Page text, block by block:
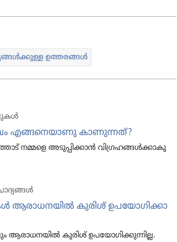
ഉത്തരങ്ങൾ
എങ്ങനെ​യാ​ണു കാണു​ന്നത്‌?
നമ്മളെ അടുപ്പി​ക്കാൻ വിഗ്ര​ഹ​ങ്ങൾക്കാ​കു​
ആരാധ​ന​യിൽ കുരിശ്‌ ഉപയോ​ഗി​ക്കാ​
ആരാധ​ന​യിൽ കുരിശ്‌ ഉപയോ​ഗി​ക്കു​ന്നി​ല്ല.